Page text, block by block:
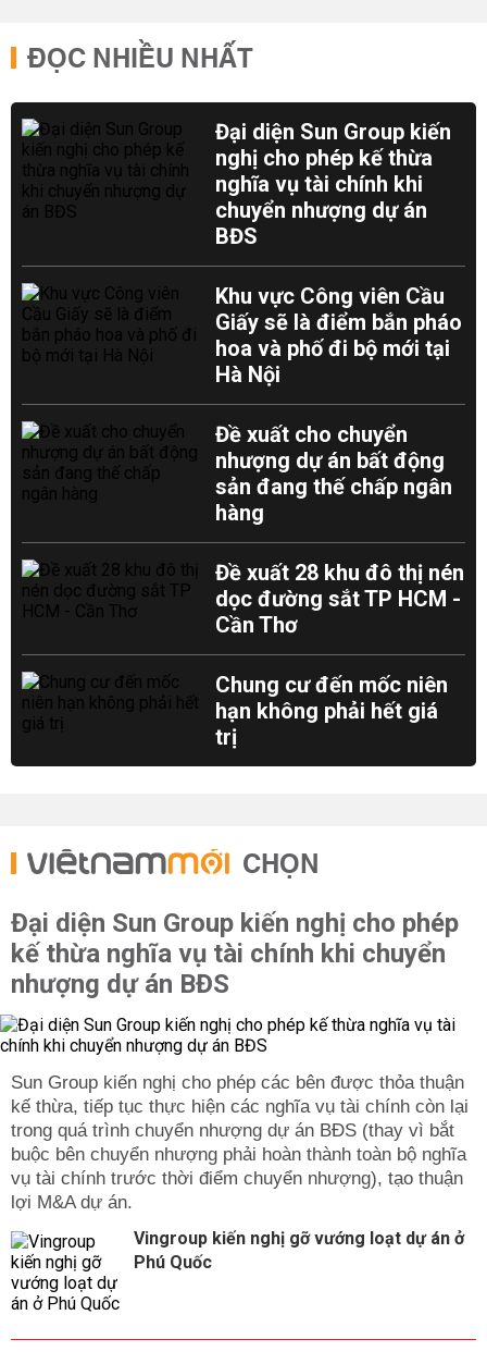
ĐỌC NHIỀU NHẤT
Đại diện Sun Group kiến
nghị cho phép kế thừa
nghĩa vụ tài chính khi
chuyển nhượng dự án
BĐS
Khu vực Công viên Cầu
Giấy sẽ là điểm bắn pháo
hoa và phố đi bộ mới tại
Hà Nội
Đề xuất cho chuyển
nhượng dự án bất động
sản đang thế chấp ngân
hàng
Đề xuất 28 khu đô thị nén
dọc đường sắt TP HCM -
Cần Thơ
Chung cư đến mốc niên
hạn không phải hết giá
trị
CHỌN
Đại diện Sun Group kiến nghị cho phép
kế thừa nghĩa vụ tài chính khi chuyển
nhượng dự án BĐS
Sun Group kiến nghị cho phép các bên được thỏa thuận
kế thừa, tiếp tục thực hiện các nghĩa vụ tài chính còn lại
trong quá trình chuyển nhượng dự án BĐS (thay vì bắt
buộc bên chuyển nhượng phải hoàn thành toàn bộ nghĩa
vụ tài chính trước thời điểm chuyển nhượng), tạo thuận
lợi M&A dự án.
Vingroup kiến nghị gỡ vướng loạt dự án ở
Phú Quốc